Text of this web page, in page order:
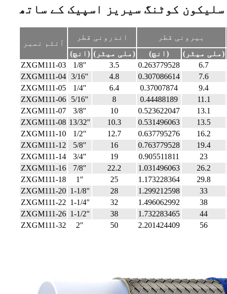
آئٹم نمبر
اندرونی قطر بیرونی قطر
(انچ)
(ملی میٹر) (انچ) (ملی میٹر)
ZXGM111-03
1/8" 3.5 0.263779528 6.7
ZXGM111-04 3/16" 4.8 0.307086614 7.6
ZXGM111-05
1/4" 6.4 0.37007874 9.4
ZXGM111-06
5/16" 8 0.44488189 11.1
ZXGM111-07
3/8" 10 0.523622047 13.1
ZXGM111-08 13/32" 10.3 0.531496063 13.5
ZXGM111-10
1/2" 12.7 0.637795276 16.2
ZXGM111-12
5/8" 16 0.763779528 19.4
ZXGM111-14
3/4" 19 0.905511811 23
ZXGM111-16
7/8" 22.2 1.031496063 26.2
ZXGM111-18
1" 25 1.173228364 29.8
ZXGM111-20 1-1/8" 28 1.299212598 33
ZXGM111-22 1-1/4" 32 1.496062992 38
ZXGM111-26 1-1/2" 38 1.732283465 44
ZXGM111-32
2" 50 2.201424409 56